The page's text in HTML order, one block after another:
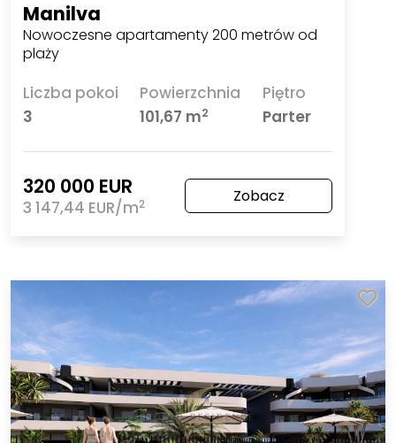
Manilva
Nowoczesne apartamenty 200 metrów od
plaży
Liczba pokoi
3
Powierzchnia
101,67 m2
Piętro
Parter
320 000 EUR
3 147,44 EUR/m2 Zobacz